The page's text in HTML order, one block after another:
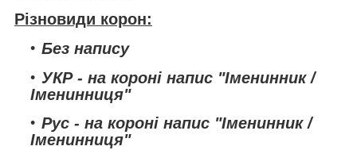
Різновиди корон:
Без напису
УКР- на короні напис "Іменинник /
Іменинниця"
Рус - на короні напис "Іменинник /
Іменинниця"